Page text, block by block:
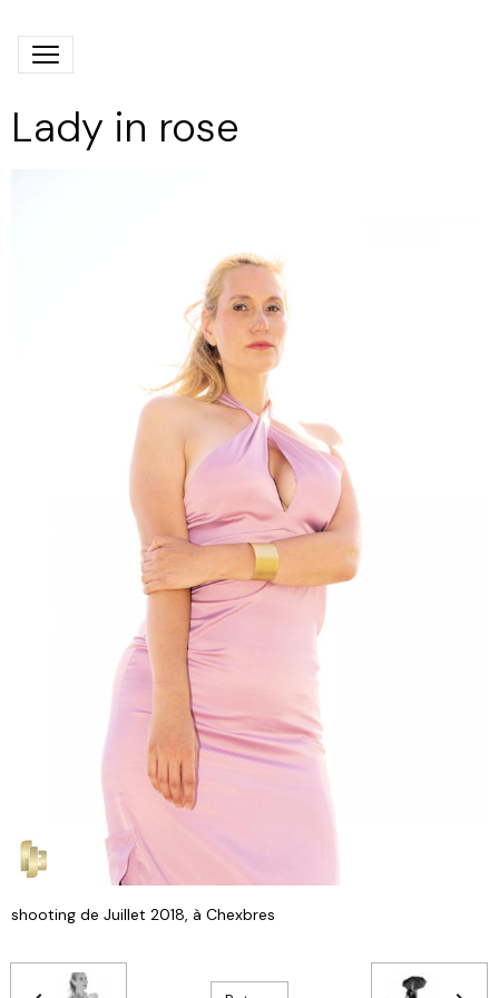
Lady in rose
shooting de Juillet 2018, à Chexbres